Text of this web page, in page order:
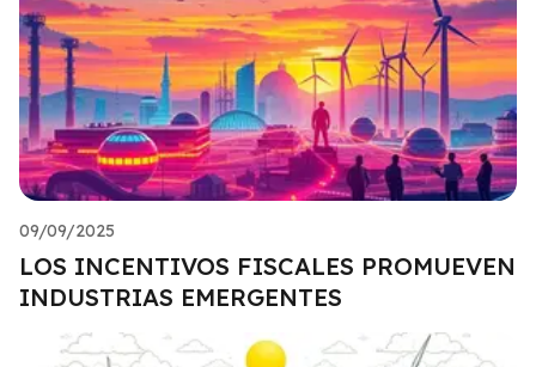
09/09/2025
LOS INCENTIVOS FISCALES PROMUEVEN
INDUSTRIAS EMERGENTES